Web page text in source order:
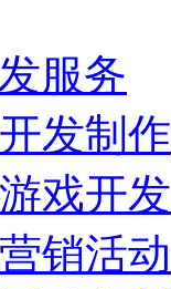
服务
发制作
戏开发
销活动